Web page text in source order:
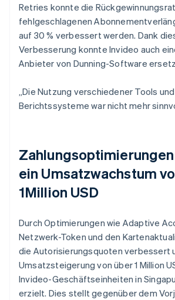
Retries konnte die
fehlgeschlagenen
auf 30 % verbessert werden. Dank
Verbesserung konnte Invideo auch
Anbieter von Dunning-Software
„Die Nutzung verschiedener Tools und
Berichtssysteme war nicht mehr
ein Umsatzwachstum
1Million USD
Durch Optimierungen wie Adaptive
Netzwerk-Token und den
die Autorisierungsquoten verbessert
Umsatzsteigerung von über 1 Million
Invideo-Geschäftseinheiten in
erzielt. Dies stellt gegenüber dem